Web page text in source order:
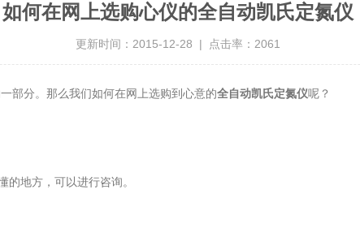
如何在网上选购心仪的全自动凯氏定氮仪
更新时间：2015-12-28 | 点击率：2061
分。那么我们如何在网上选购到心意的全自动凯氏定氮仪呢？
地方，可以进行咨询。